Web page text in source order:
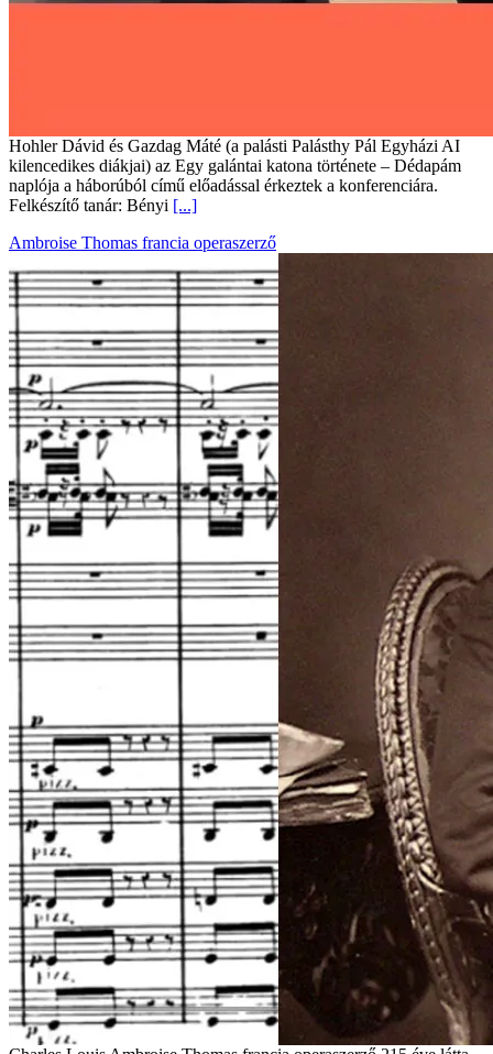
Hohler Dávid és Gazdag Máté (a palásti Palásthy Pál Egyházi AI
kilencedikes diákjai) az Egy galántai katona története – Dédapám
naplója a háborúból című előadással érkeztek a konferenciára.
Felkészítő tanár: Bényi [...]
Ambroise Thomas francia operaszerző